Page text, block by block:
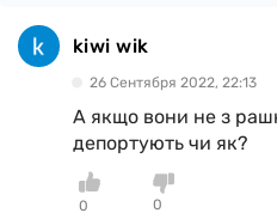
kiwi wik
26 Сентября 2022, 22:13
А якщо вони не з
депортують чи як?
0
0